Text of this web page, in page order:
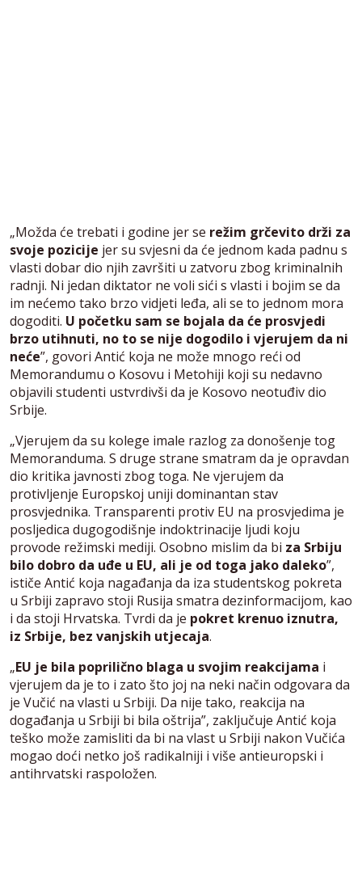
„Možda će trebati i godine jer se režim grčevito drži za
svoje pozicije jer su svjesni da će jednom kada padnu s
vlasti dobar dio njih završiti u zatvoru zbog kriminalnih
radnji. Ni jedan diktator ne voli sići s vlasti i bojim se da
im nećemo tako brzo vidjeti leđa, ali se to jednom mora
dogoditi. U početku sam se bojala da će prosvjedi
brzo utihnuti, no to se nije dogodilo i vjerujem da ni
neće”, govori Antić koja ne može mnogo reći od
Memorandumu o Kosovu i Metohiji koji su nedavno
objavili studenti ustvrdivši da je Kosovo neotuđiv dio
Srbije.
„Vjerujem da su kolege imale razlog za donošenje tog
Memoranduma. S druge strane smatram da je opravdan
dio kritika javnosti zbog toga. Ne vjerujem da
protivljenje Europskoj uniji dominantan stav
prosvjednika. Transparenti protiv EU na prosvjedima je
posljedica dugogodišnje indoktrinacije ljudi koju
provode režimski mediji. Osobno mislim da bi za Srbiju
bilo dobro da uđe u EU, ali je od toga jako daleko”,
ističe Antić koja nagađanja da iza studentskog pokreta
u Srbiji zapravo stoji Rusija smatra dezinformacijom, kao
i da stoji Hrvatska. Tvrdi da je pokret krenuo iznutra,
iz Srbije, bez vanjskih utjecaja.
„EU je bila poprilično blaga u svojim reakcijama i
vjerujem da je to i zato što joj na neki način odgovara da
je Vučić na vlasti u Srbiji. Da nije tako, reakcija na
događanja u Srbiji bi bila oštrija”, zaključuje Antić koja
teško može zamisliti da bi na vlast u Srbiji nakon Vučića
mogao doći netko još radikalniji i više antieuropski i
antihrvatski raspoložen.